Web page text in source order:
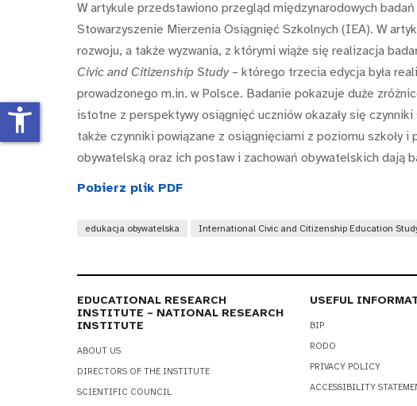
W artykule przedstawiono przegląd międzynarodowych
Stowarzyszenie Mierzenia Osiągnięć Szkolnych (IEA). W
rozwoju, a także wyzwania, z którymi wiąże się realizacja
Civic and Citizenship Study– którego trzecia edycja była
prowadzonego m.in. w Polsce. Badanie pokazuje duże
istotne z perspektywy osiągnięć uczniów okazały się
także czynniki powiązane z osiągnięciami z poziomu szkoły
obywatelską oraz ich postaw i zachowań obywatelskich dają
Pobierz plik PDF
edukacja obywatelska International Civic and Citizenship Education
EDUCATIONAL RESEARCH
INSTITUTE – NATIONAL RESEARCH
INSTITUTE
ABOUT US
DIRECTORS OF THE INSTITUTE
SCIENTIFIC COUNCIL
USEFUL
BIP
RODO
PRIVACY POLICY
ACCESSIBILITY
accessibility_new